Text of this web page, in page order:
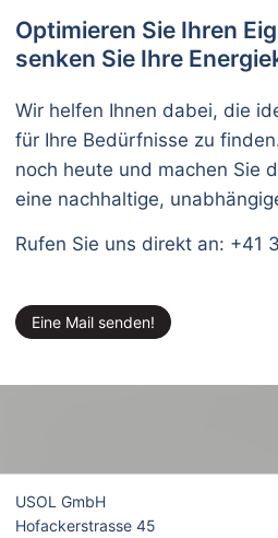
Optimieren Sie Ihren
senken Sie Ihre
Wir helfen Ihnen dabei, die
für Ihre Bedürfnisse zu
noch heute und machen Sie
eine nachhaltige,
Rufen Sie uns direkt an: +41
Eine Mail senden!
USOL GmbH
Hofackerstrasse 45